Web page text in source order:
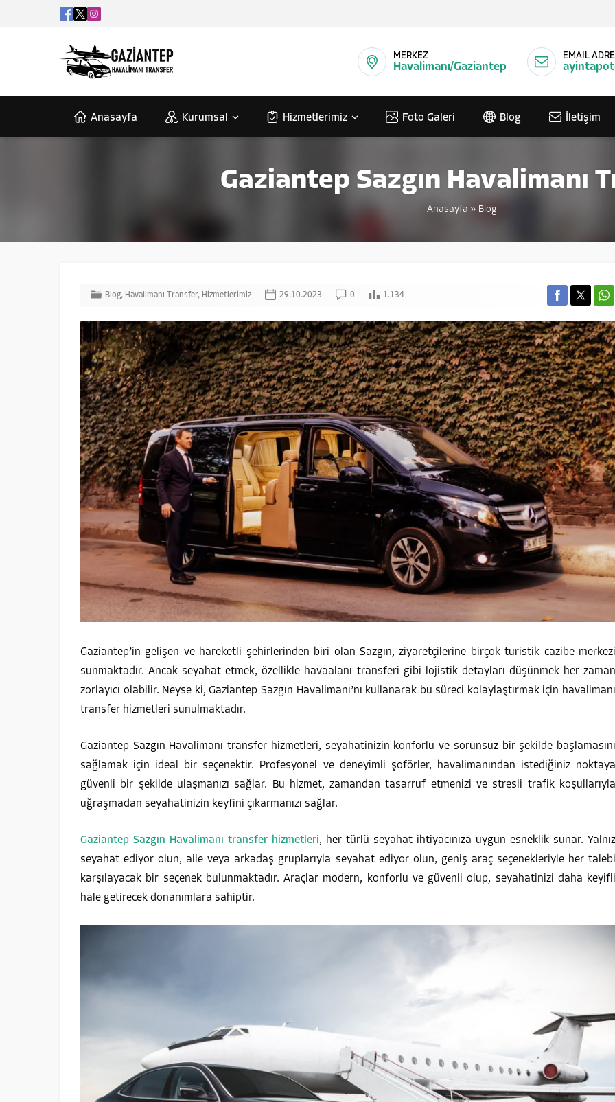
MERKEZ
Havalimanı/Gaziantep
EMAIL
Anasayfa Kurumsal Hizmetlerimiz Foto Galeri Blog İletişim
Gaziantep Sazgın Havalimanı
Anasayfa » Blog
Blog, Havalimanı Transfer, Hizmetlerimiz 29.10.2023 0 1.134
Gaziantep’in gelişen ve hareketli şehirlerinden biri olan Sazgın, ziyaretçilerine birçok turistik cazibe merkezi
sunmaktadır. Ancak seyahat etmek, özellikle havaalanı transferi gibi lojistik detayları düşünmek her zaman
zorlayıcı olabilir. Neyse ki, Gaziantep Sazgın Havalimanı’nı kullanarak bu süreci kolaylaştırmak için havalimanı
transfer hizmetleri sunulmaktadır.
Gaziantep Sazgın Havalimanı transfer hizmetleri, seyahatinizin konforlu ve sorunsuz bir şekilde başlamasını
sağlamak için ideal bir seçenektir. Profesyonel ve deneyimli şoförler, havalimanından istediğiniz noktaya
güvenli bir şekilde ulaşmanızı sağlar. Bu hizmet, zamandan tasarruf etmenizi ve stresli trafik koşullarıyla
uğraşmadan seyahatinizin keyfini çıkarmanızı sağlar.
Gaziantep Sazgın Havalimanı transfer hizmetleri, her türlü seyahat ihtiyacınıza uygun esneklik sunar. Yalnız
seyahat ediyor olun, aile veya arkadaş gruplarıyla seyahat ediyor olun, geniş araç seçenekleriyle her talebi
karşılayacak bir seçenek bulunmaktadır. Araçlar modern, konforlu ve güvenli olup, seyahatinizi daha keyifli
hale getirecek donanımlara sahiptir.